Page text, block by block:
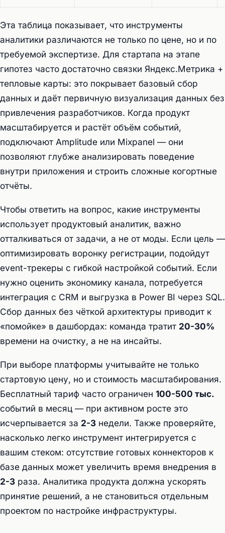
Эта таблица показывает, что инструменты
аналитики различаются не только по цене, но и по
требуемой экспертизе. Для стартапа на этапе
гипотез часто достаточно связки Яндекс.Метрика +
тепловые карты: это покрывает базовый сбор
данных и даёт первичную визуализация данных без
привлечения разработчиков. Когда продукт
масштабируется и растёт объём событий,
подключают Amplitude или Mixpanel — они
позволяют глубже анализировать поведение
внутри приложения и строить сложные когортные
отчёты.
Чтобы ответить на вопрос, какие инструменты
использует продуктовый аналитик, важно
отталкиваться от задачи, а не от моды. Если цель —
оптимизировать воронку регистрации, подойдут
event-трекеры с гибкой настройкой событий. Если
нужно оценить экономику канала, потребуется
интеграция с CRM и выгрузка в Power BI через SQL.
Сбор данных без чёткой архитектуры приводит к
«помойке» в дашбордах: команда тратит 20-30%
времени на очистку, а не на инсайты.
При выборе платформы учитывайте не только
стартовую цену, но и стоимость масштабирования.
Бесплатный тариф часто ограничен 100-500 тыс.
событий в месяц — при активном росте это
исчерпывается за 2-3 недели. Также проверяйте,
насколько легко инструмент интегрируется с
вашим стеком: отсутствие готовых коннекторов к
базе данных может увеличить время внедрения в
2-3 раза. Аналитика продукта должна ускорять
принятие решений, а не становиться отдельным
проектом по настройке инфраструктуры.